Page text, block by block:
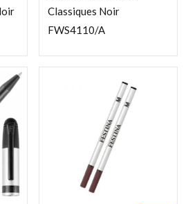
Classiques Noir
FWS4110/A